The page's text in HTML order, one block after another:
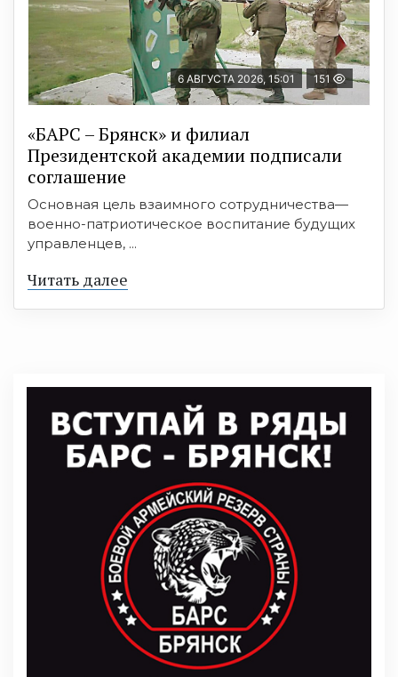
6 АВГУСТА 2026, 15:01 151
«БАРС – Брянск» и филиал
Президентской академии подписали
соглашение
Основная цель взаимного сотрудничества—
военно-патриотическое воспитание будущих
управленцев, ...
Читать далее